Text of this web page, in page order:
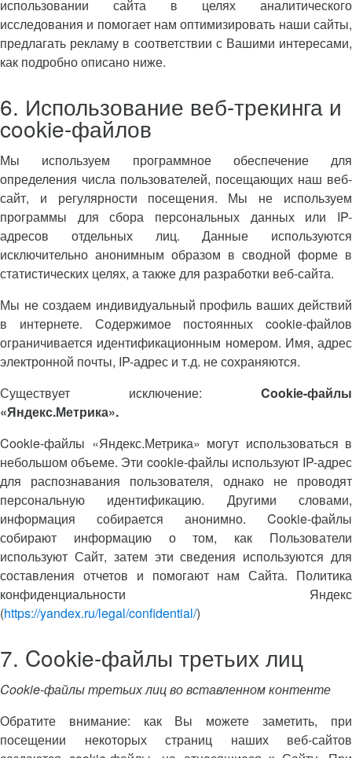
использовании сайта в целях аналитического
исследования и помогает нам оптимизировать наши сайты,
предлагать рекламу в соответствии с Вашими интересами,
как подробно описано ниже.
6. Использование веб-трекинга и
cookie-файлов
Мы используем программное обеспечение для
определения числа пользователей, посещающих наш веб-
сайт, и регулярности посещения. Мы не используем
программы для сбора персональных данных или IP-
адресов отдельных лиц. Данные используются
исключительно анонимным образом в сводной форме в
статистических целях, а также для разработки веб-сайта.
Мы не создаем индивидуальный профиль ваших действий
в интернете. Содержимое постоянных cookie-файлов
ограничивается идентификационным номером. Имя, адрес
электронной почты, IP-адрес и т.д. не сохраняются.
Существует исключение: Cookie-файлы
«Яндекс.Метрика».
Cookie-файлы «Яндекс.Метрика» могут использоваться в
небольшом объеме. Эти cookie-файлы используют IP-адрес
для распознавания пользователя, однако не проводят
персональную идентификацию. Другими словами,
информация собирается анонимно. Cookie-файлы
собирают информацию о том, как Пользователи
используют Сайт, затем эти сведения используются для
составления отчетов и помогают нам Сайта. Политика
конфиденциальности Яндекс
(https://yandex.ru/legal/confidential/)
7. Cookie-файлы третьих лиц
Cookie-файлы третьих лиц во вставленном контенте
Обратите внимание: как Вы можете заметить, при
посещении некоторых страниц наших веб-сайтов